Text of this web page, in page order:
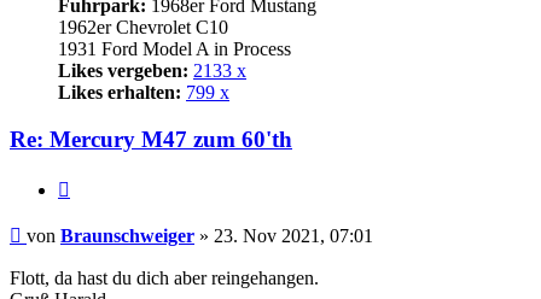
Fuhrpark: 1968er Ford Mustang
1962er Chevrolet C10
1931 Ford Model A in Process
Likes vergeben: 2133 x
Likes erhalten: 799 x
Re: Mercury M47 zum 60'th
Beitrag
von Braunschweiger » 23. Nov 2021, 07:01
Flott, da hast du dich aber reingehangen.